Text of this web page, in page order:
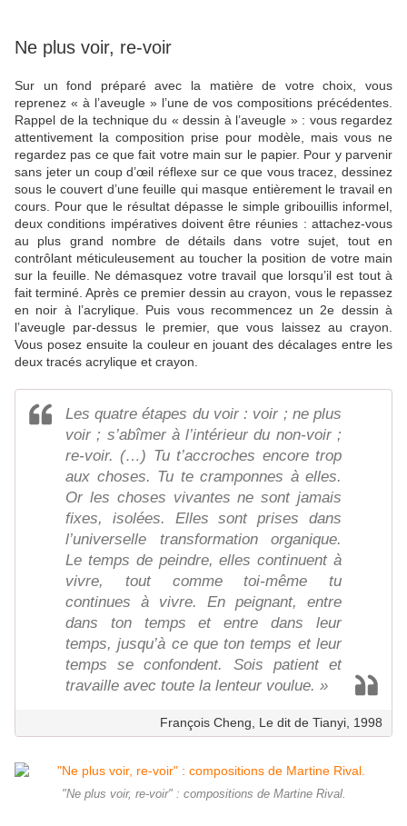
Ne plus voir, re-voir
Sur un fond préparé avec la matière de votre choix, vous
reprenez « à l’aveugle » l’une de vos compositions précédentes.
Rappel de la technique du « dessin à l’aveugle » : vous regardez
attentivement la composition prise pour modèle, mais vous ne
regardez pas ce que fait votre main sur le papier. Pour y parvenir
sans jeter un coup d’œil réflexe sur ce que vous tracez, dessinez
sous le couvert d’une feuille qui masque entièrement le travail en
cours. Pour que le résultat dépasse le simple gribouillis informel,
deux conditions impératives doivent être réunies : attachez-vous
au plus grand nombre de détails dans votre sujet, tout en
contrôlant méticuleusement au toucher la position de votre main
sur la feuille. Ne démasquez votre travail que lorsqu’il est tout à
fait terminé. Après ce premier dessin au crayon, vous le repassez
en noir à l’acrylique. Puis vous recommencez un 2e dessin à
l’aveugle par-dessus le premier, que vous laissez au crayon.
Vous posez ensuite la couleur en jouant des décalages entre les
deux tracés acrylique et crayon.
Les quatre étapes du voir : voir ; ne plus
voir ; s’abîmer à l’intérieur du non-voir ;
re-voir. (…) Tu t’accroches encore trop
aux choses. Tu te cramponnes à elles.
Or les choses vivantes ne sont jamais
fixes, isolées. Elles sont prises dans
l’universelle transformation organique.
Le temps de peindre, elles continuent à
vivre, tout comme toi-même tu
continues à vivre. En peignant, entre
dans ton temps et entre dans leur
temps, jusqu’à ce que ton temps et leur
temps se confondent. Sois patient et
travaille avec toute la lenteur voulue. »
François Cheng, Le dit de Tianyi, 1998
"Ne plus voir, re-voir" : compositions de Martine Rival.